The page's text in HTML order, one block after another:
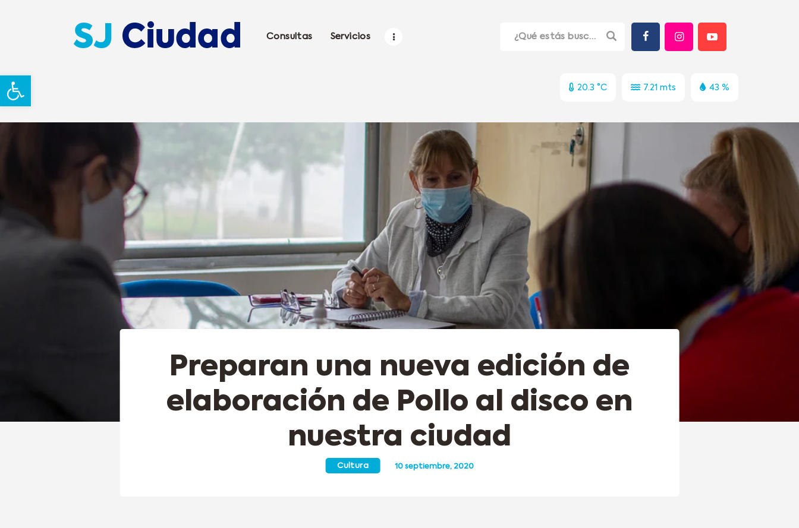
Abrir barra de herramientas
Consultas Servicios
20.3 °C 7.21 mts 43 %
Preparan una nueva edición de
elaboración de Pollo al disco en
nuestra ciudad
Cultura 10 septiembre, 2020